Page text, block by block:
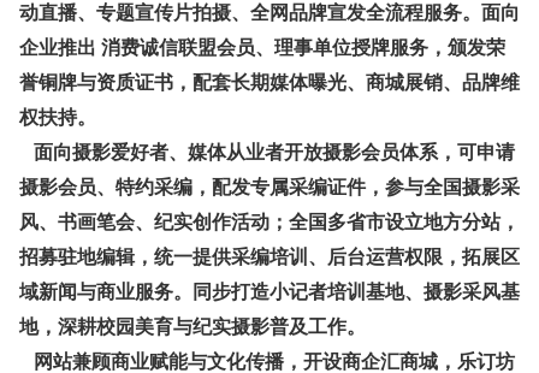
动直播、专题宣传片拍摄、全网品牌宣发全流程服务。面向
企业推出 消费诚信联盟会员、理事单位授牌服务，颁发荣
誉铜牌与资质证书，配套长期媒体曝光、商城展销、品牌维
权扶持。
面向摄影爱好者、媒体从业者开放摄影会员体系，可申请
摄影会员、特约采编，配发专属采编证件，参与全国摄影采
风、书画笔会、纪实创作活动；全国多省市设立地方分站，
招募驻地编辑，统一提供采编培训、后台运营权限，拓展区
域新闻与商业服务。同步打造小记者培训基地、摄影采风基
地，深耕校园美育与纪实摄影普及工作。
网站兼顾商业赋能与文化传播，开设商企汇商城，乐订坊